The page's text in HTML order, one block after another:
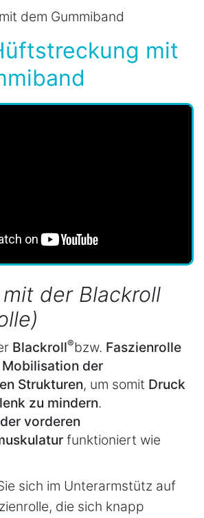
dem Gummiband
mit
der Blackroll
Blackroll®bzw. Faszienrolle
Mobilisation der
Strukturen, um somit Druck
zu mindern.
vorderen
funktioniert wie
sich im Unterarmstütz auf
die sich knapp